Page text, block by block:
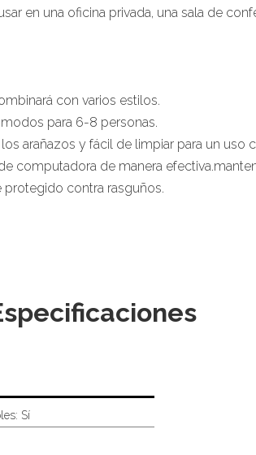
en una oficina privada, una sala de
con varios estilos.
para 6-8 personas.
arañazos y fácil de limpiar para un uso
computadora de manera
protegido contra rasguños.
Sí